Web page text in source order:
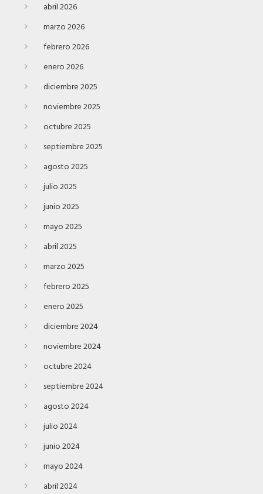
abril 2026
marzo 2026
febrero 2026
enero 2026
diciembre 2025
noviembre 2025
octubre 2025
septiembre 2025
agosto 2025
julio 2025
junio 2025
mayo 2025
abril 2025
marzo 2025
febrero 2025
enero 2025
diciembre 2024
noviembre 2024
octubre 2024
septiembre 2024
agosto 2024
julio 2024
junio 2024
mayo 2024
abril 2024